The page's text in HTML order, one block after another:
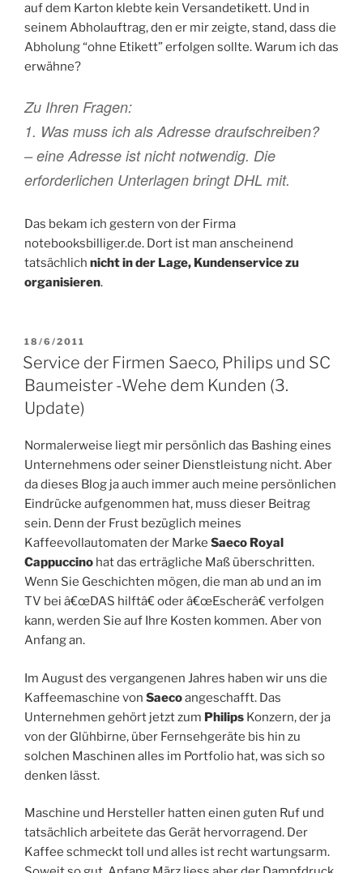
auf dem Karton klebte kein Versandetikett. Und in
seinem Abholauftrag, den er mir zeigte, stand, dass die
Abholung “ohne Etikett” erfolgen sollte. Warum ich das
erwähne?
Zu Ihren Fragen:
1. Was muss ich als Adresse draufschreiben?
– eine Adresse ist nicht notwendig. Die
erforderlichen Unterlagen bringt DHL mit.
Das bekam ich gestern von der Firma
notebooksbilliger.de. Dort ist man anscheinend
tatsächlich nicht in der Lage, Kundenservice zu
organisieren.
VERÖFFENTLICHT
AM
18/6/2011
Service der Firmen Saeco, Philips und SC
Baumeister -Wehe dem Kunden (3.
Update)
Normalerweise liegt mir persönlich das Bashing eines
Unternehmens oder seiner Dienstleistung nicht. Aber
da dieses Blog ja auch immer auch meine persönlichen
Eindrücke aufgenommen hat, muss dieser Beitrag
sein. Denn der Frust bezüglich meines
Kaffeevollautomaten der Marke Saeco Royal
Cappuccino hat das erträgliche Maß überschritten.
Wenn Sie Geschichten mögen, die man ab und an im
TV bei â€œDAS hilftâ€ oder â€œEscherâ€ verfolgen
kann, werden Sie auf Ihre Kosten kommen. Aber von
Anfang an.
Im August des vergangenen Jahres haben wir uns die
Kaffeemaschine von Saecoangeschafft. Das
Unternehmen gehört jetzt zum Philips Konzern, der ja
von der Glühbirne, über Fernsehgeräte bis hin zu
solchen Maschinen alles im Portfolio hat, was sich so
denken lässt.
Maschine und Hersteller hatten einen guten Ruf und
tatsächlich arbeitete das Gerät hervorragend. Der
Kaffee schmeckt toll und alles ist recht wartungsarm.